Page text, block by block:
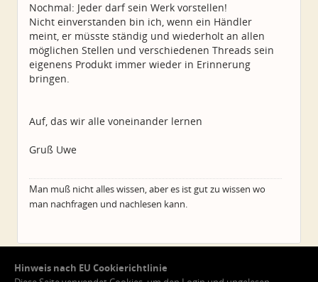
Nochmal: Jeder darf sein Werk vorstellen!
Nicht einverstanden bin ich, wenn ein Händler
meint, er müsste ständig und wiederholt an allen
möglichen Stellen und verschiedenen Threads sein
eigenens Produkt immer wieder in Erinnerung
bringen.
Auf, das wir alle voneinander lernen
Gruß Uwe
Man muß nicht alles wissen, aber es ist gut zu wissen wo
man nachfragen und nachlesen kann.
Hinweis nach EU Cookierichtlinie